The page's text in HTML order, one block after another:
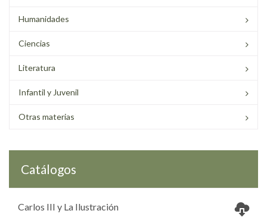
Humanidades
Ciencias
Literatura
Infantil y Juvenil
Otras materias
Catálogos
Carlos III y La Ilustración